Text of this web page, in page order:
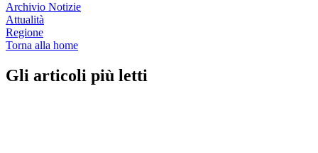
Archivio Notizie
Attualità
Regione
Torna alla home
Gli articoli più letti